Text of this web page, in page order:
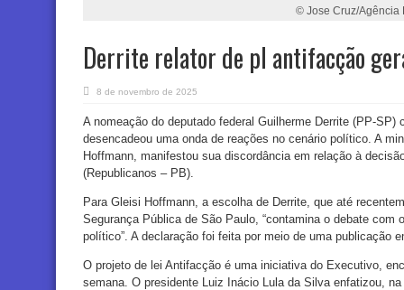
© Jose Cruz/Agência
Derrite relator de pl antifacção
8 de novembro de 2025
A nomeação do deputado federal Guilherme Derrite (PP-
desencadeou uma onda de reações no cenário político. A
Hoffmann, manifestou sua discordância em relação à
(Republicanos – PB).
Para Gleisi Hoffmann, a escolha de Derrite, que até
Segurança Pública de São Paulo, “contamina o debate com
político”. A declaração foi feita por meio de uma publicação
O projeto de lei Antifacção é uma iniciativa do Executivo,
semana. O presidente Luiz Inácio Lula da Silva enfatizou,